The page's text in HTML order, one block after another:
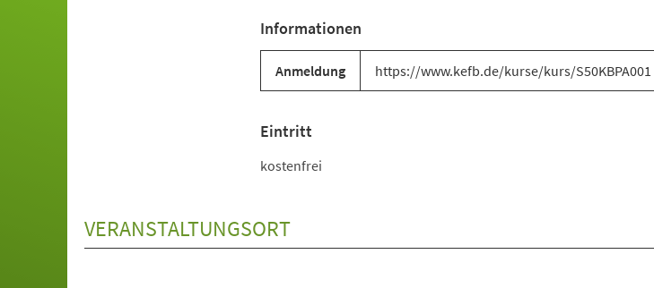
Informationen
Anmeldung https://www.kefb.de/kurse/kurs/S50KBPA001
Eintritt
kostenfrei
VERANSTALTUNGSORT